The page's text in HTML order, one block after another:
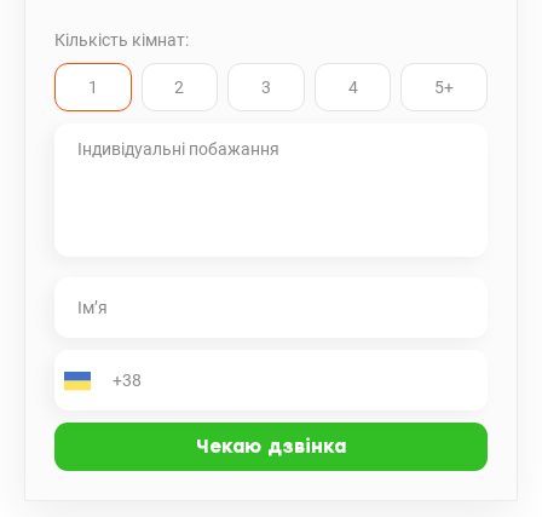
Кількість кімнат:
1 2 3 4 5+